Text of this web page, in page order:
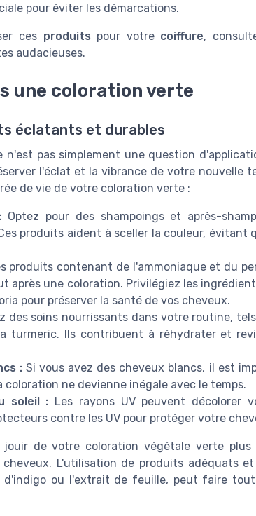
pour éviter les démarcations.
ces produits pour votre coiffure,
audacieuses.
une coloration verte
éclatants et durables
pas simplement une question
l'éclat et la vibrance de votre nouvelle
de vie de votre coloration verte :
Optez pour des shampoings et après-
produits aident à sceller la couleur, évitant
produits contenant de l'ammoniaque et du
après une coloration. Privilégiez les
pour préserver la santé de vos cheveux.
des soins nourrissants dans votre routine,
turmeric. Ils contribuent à réhydrater et
:Si vous avez des cheveux blancs, il est
ne devienne inégale avec le temps.
soleil : Les rayons UV peuvent décolorer
contre les UV pour protéger votre
de votre coloration végétale verte
L'utilisation de produits adéquats
d'indigo ou l'extrait de feuille, peut faire